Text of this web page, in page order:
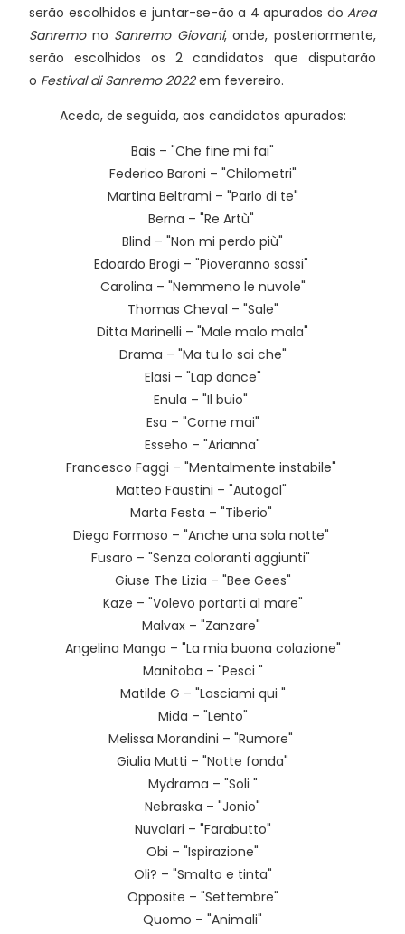
serão escolhidos e juntar-se-ão a 4 apurados do Area
Sanremono Sanremo Giovani, onde, posteriormente,
serão escolhidos os 2 candidatos que disputarão
o Festival di Sanremo 2022em fevereiro.
Aceda, de seguida, aos candidatos apurados:
Bais – "Che fine mi fai"
Federico Baroni – "Chilometri"
Martina Beltrami – "Parlo di te"
Berna – "Re Artù"
Blind – "Non mi perdo più"
Edoardo Brogi – "Pioveranno sassi"
Carolina – "Nemmeno le nuvole"
Thomas Cheval – "Sale"
Ditta Marinelli – "Male malo mala"
Drama – "Ma tu lo sai che"
Elasi – "Lap dance"
Enula – "Il buio"
Esa – "Come mai"
Esseho – "Arianna"
Francesco Faggi – "Mentalmente instabile"
Matteo Faustini – "Autogol"
Marta Festa – "Tiberio"
Diego Formoso – "Anche una sola notte"
Fusaro – "Senza coloranti aggiunti"
Giuse The Lizia – "Bee Gees"
Kaze – "Volevo portarti al mare"
Malvax – "Zanzare"
Angelina Mango – "La mia buona colazione"
Manitoba – "Pesci "
Matilde G – "Lasciami qui "
Mida – "Lento"
Melissa Morandini – "Rumore"
Giulia Mutti – "Notte fonda"
Mydrama – "Soli "
Nebraska – "Jonio"
Nuvolari – "Farabutto"
Obi – "Ispirazione"
Oli? – "Smalto e tinta"
Opposite – "Settembre"
Quomo – "Animali"